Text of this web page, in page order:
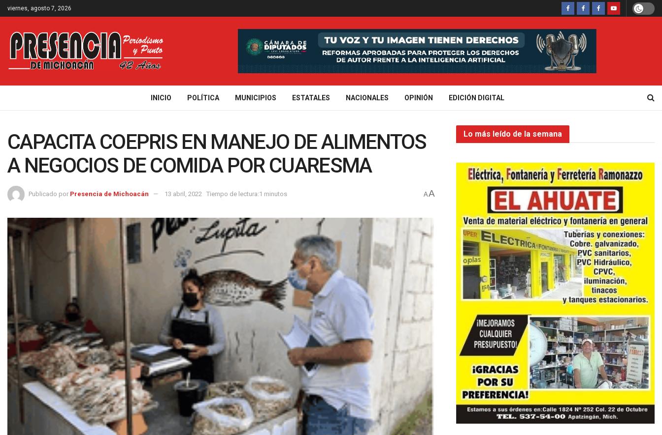
viernes, agosto 7, 2026
INICIO POLÍTICA MUNICIPIOS ESTATALES NACIONALES OPINIÓN EDICIÓN DIGITAL
CAPACITA COEPRIS EN MANEJO DE ALIMENTOS
A NEGOCIOS DE COMIDA POR CUARESMA
Publicado por Presencia de Michoacán 13 abril, 2022 Tiempo de lectura:1 minutos AA
Lo más leído de la semana